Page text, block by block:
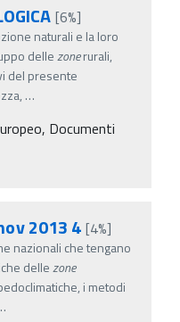
[6%]
naturali e la loro
dellezonerurali,
del presente
…
Documenti
2013 4 [4%]
nazionali che tengano
dellezone
i metodi